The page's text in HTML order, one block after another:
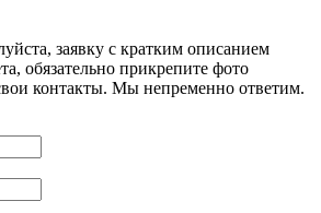
заявку с кратким описанием
обязательно прикрепите фото
контакты. Мы непременно ответим.